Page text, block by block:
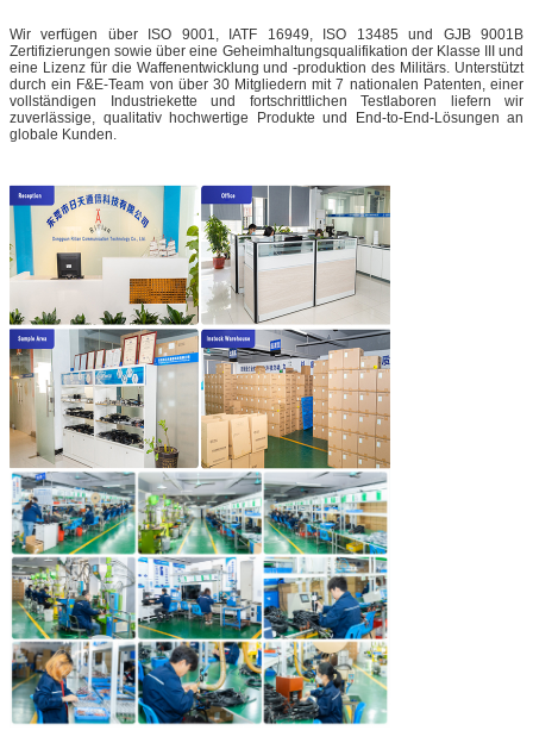
Wir verfügen über ISO 9001, IATF 16949, ISO 13485 und GJB 9001B
Zertifizierungen sowie über eine Geheimhaltungsqualifikation der Klasse III und
eine Lizenz für die Waffenentwicklung und -produktion des Militärs. Unterstützt
durch ein F&E-Team von über 30 Mitgliedern mit 7 nationalen Patenten, einer
vollständigen Industriekette und fortschrittlichen Testlaboren liefern wir
zuverlässige, qualitativ hochwertige Produkte und End-to-End-Lösungen an
globale Kunden.